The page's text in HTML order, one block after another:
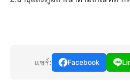
แชร์: Facebook